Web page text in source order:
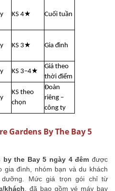
KS 4★ Cuối tuần
KS 3★ Gia đình
KS 3–4★
Giá theo
thời điểm
KS theo
chọn
Đoàn
riêng –
công ty
Gardens By The Bay 5
by the Bay 5 ngày 4 đêm được
đình, nhóm bạn và du khách
Mức giá trọn gói chỉ từ
khách, đã bao gồm vé máy bay